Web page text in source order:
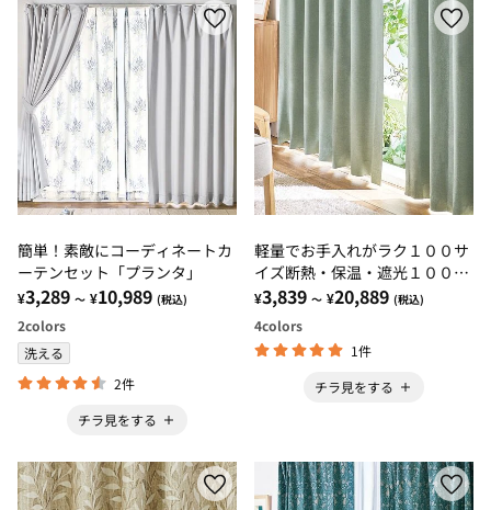
簡単！素敵にコーディネートカ
ーテンセット「プランタ」
¥3,289 ～ ¥10,989 (税込)
2colors
洗える
2件
チラ見をする
軽量でお手入れがラク１００サ
イズ断熱・保温・遮光１００％
カーテン
¥3,839 ～ ¥20,889 (税込)
4colors
1件
チラ見をする